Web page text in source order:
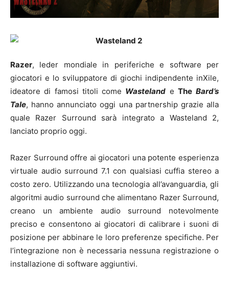
Razer, leder mondiale in periferiche e software per
giocatori e lo sviluppatore di giochi indipendente inXile,
ideatore di famosi titoli come Wasteland e The Bard’s
Tale, hanno annunciato oggi una partnership grazie alla
quale Razer Surround sarà integrato a Wasteland 2,
lanciato proprio oggi.
Razer Surround offre ai giocatori una potente esperienza
virtuale audio surround 7.1 con qualsiasi cuffia stereo a
costo zero. Utilizzando una tecnologia all’avanguardia, gli
algoritmi audio surround che alimentano Razer Surround,
creano un ambiente audio surround notevolmente
preciso e consentono ai giocatori di calibrare i suoni di
posizione per abbinare le loro preferenze specifiche. Per
l’integrazione non è necessaria nessuna registrazione o
installazione di software aggiuntivi.